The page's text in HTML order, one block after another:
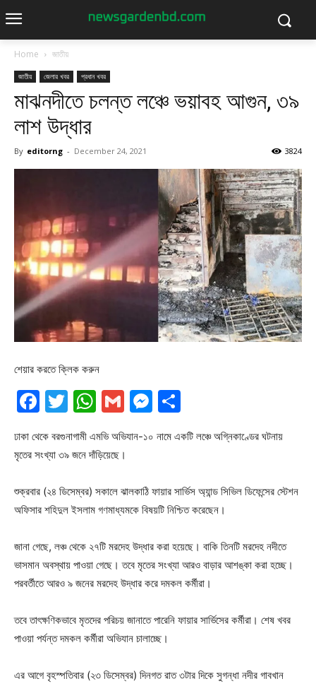
Home জাতীয়
জাতীয় জেলার খবর প্রধান খবর
মাঝনদীতে চলন্ত লঞ্চে ভয়াবহ আগুন, ৩৯
লাশ উদ্ধার
By editorng - December 24, 2021 3824
শেয়ার করতে ক্লিক করুন
Facebook
Twitter
WhatsApp
GmailMessenger
ঢাকা থেকে বরগুনাগামী এমভি অভিযান-১০ নামে একটি লঞ্চে অগ্নিকাণ্ডের ঘটনায়
মৃতের সংখ্যা ৩৯ জনে দাঁড়িয়েছে।
শুক্রবার (২৪ ডিসেম্বর) সকালে ঝালকাঠি ফায়ার সার্ভিস অ্যান্ড সিভিল ডিফেন্সের স্টেশন
অফিসার শহিদুল ইসলাম গণমাধ্যমকে বিষয়টি নিশ্চিত করেছেন।
জানা গেছে, লঞ্চ থেকে ২৭টি মরদেহ উদ্ধার করা হয়েছে। বাকি তিনটি মরদেহ নদীতে
ভাসমান অবস্থায় পাওয়া গেছে। তবে মৃতের সংখ্যা আরও বাড়ার আশঙ্কা করা হচ্ছে।
পরবর্তীতে আরও ৯ জনের মরদেহ উদ্ধার করে দমকল কর্মীরা।
তবে তাৎক্ষণিকভাবে মৃতদের পরিচয় জানাতে পারেনি ফায়ার সার্ভিসের কর্মীরা। শেষ খবর
পাওয়া পর্যন্ত দমকল কর্মীরা অভিযান চালাচ্ছে।
এর আগে বৃহস্পতিবার (২৩ ডিসেম্বর) দিনগত রাত ৩টার দিকে সুগন্ধা নদীর গাবখান